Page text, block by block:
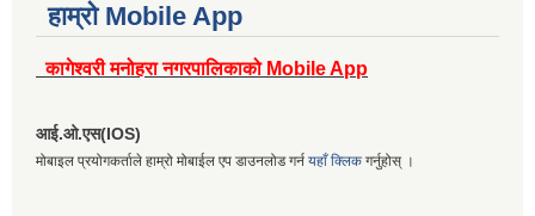
हाम्रो Mobile App
कागेश्वरी मनोहरा नगरपालिकाको Mobile App
आई.ओ.एस(IOS)
मोबाइल प्रयोगकर्ताले हाम्रो मोबाईल एप डाउनलोड गर्न यहाँ क्लिक गर्नुहोस् ।